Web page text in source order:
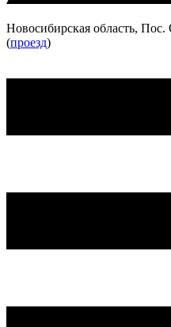
Новосибирская область,
(проезд)